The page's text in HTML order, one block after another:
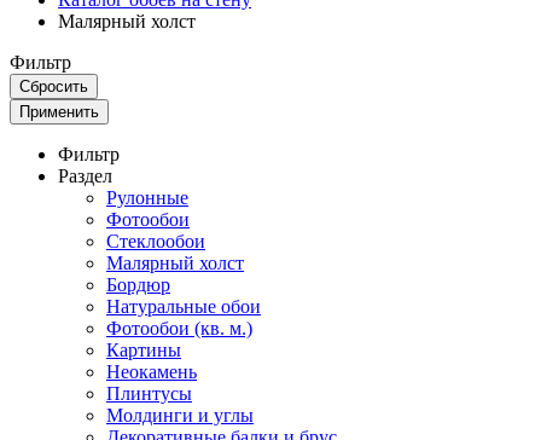
Малярный холст
Фильтр
Сбросить
Применить
Фильтр
Раздел
Рулонные
Фотообои
Стеклообои
Малярный холст
Бордюр
Натуральные обои
Фотообои (кв. м.)
Картины
Неокамень
Плинтусы
Молдинги и углы